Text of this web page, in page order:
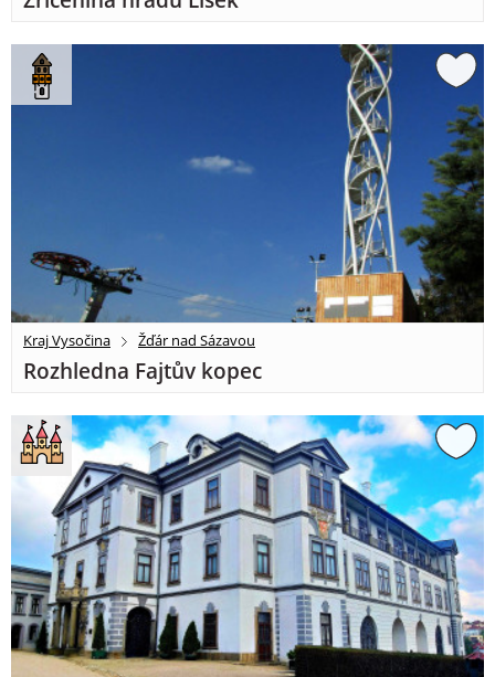
Kraj Vysočina Žďár nad Sázavou
Rozhledna Fajtův kopec